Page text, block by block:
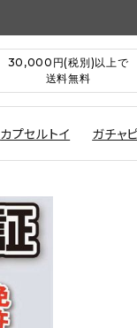
30,000円(税別)以上で
送料無料
カプセルトイ ガチャ